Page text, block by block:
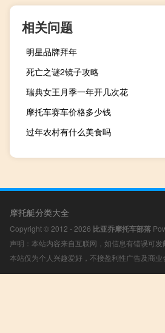
相关问题
明星品牌拜年
死亡之谜2镜子攻略
瑞典女王月季一年开几次花
摩托车赛车价格多少钱
过年农村有什么美食吗
摩托艇分类大全
Copyright © 2012 - 2026 比亚乔摩托车部落
声明：本站内容来自互联网，如信息有错误可
本站仅为个人兴趣爱好，不接盈利性广告及商业